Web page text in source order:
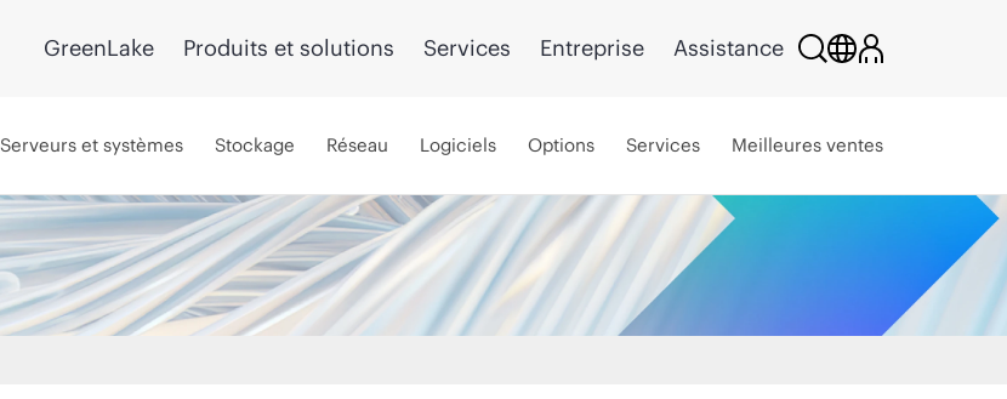
GreenLake Produits et solutions Services Entreprise Assistance
Serveurs et systèmes Stockage Réseau Logiciels Options Services Meilleures ventes